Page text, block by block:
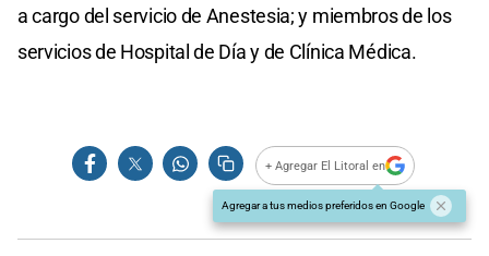
a cargo del servicio de Anestesia; y miembros de los
servicios de Hospital de Día y de Clínica Médica.
+ Agregar El Litoral en
Agregar a tus medios preferidos en Google